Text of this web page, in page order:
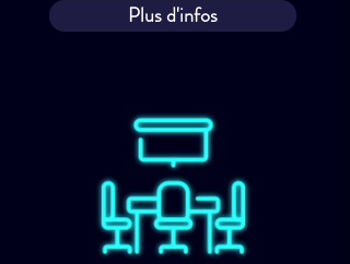
Plus d'infos